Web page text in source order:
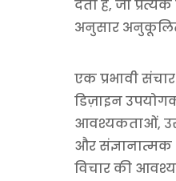
देता है, जो
अनुसार अनुकूलित
एक प्रभावी
डिज़ाइन
आवश्यकताओं,
और
विचार की